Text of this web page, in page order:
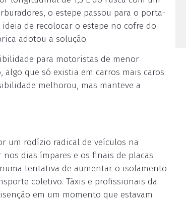
o estepe passou para o porta-
de recolocar o estepe no cofre do
adotou a solução.
para motoristas de menor
que só existia em carros mais caros
melhorou, mas manteve a
um rodízio radical de veículos na
dias ímpares e os finais de placas
tentativa de aumentar o isolamento
coletivo. Táxis e profissionais da
em um momento que estavam